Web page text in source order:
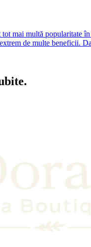
mai multă popularitate
de multe beneficii.